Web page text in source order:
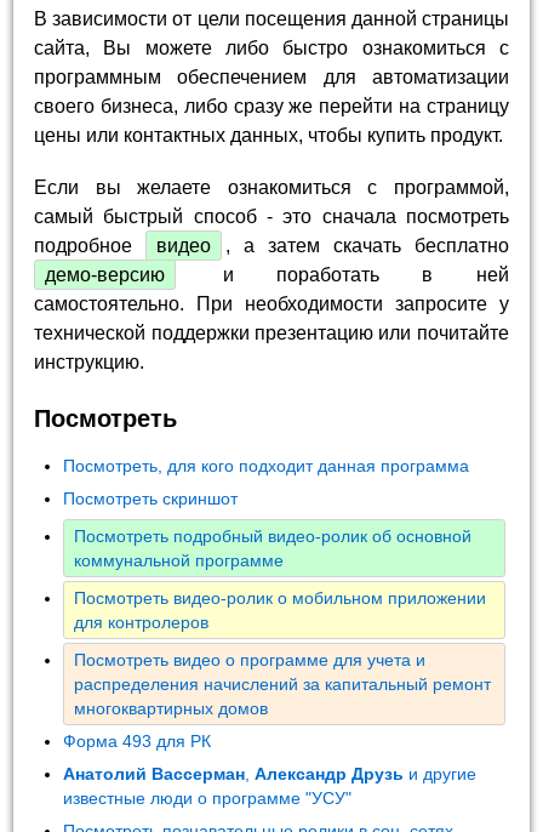
В зависимости от цели посещения данной страницы
сайта, Вы можете либо быстро ознакомиться с
программным обеспечением для автоматизации
своего бизнеса, либо сразу же перейти на страницу
цены или контактных данных, чтобы купить продукт.
Если вы желаете ознакомиться с программой,
самый быстрый способ - это сначала посмотреть
подробное
видео
, а затем скачать бесплатно
демо-версию
и поработать в ней
самостоятельно. При необходимости запросите у
технической поддержки презентацию или почитайте
инструкцию.
Посмотреть
Посмотреть, для кого подходит данная программа
Посмотреть скриншот
Посмотреть подробный видео-ролик об основной
коммунальной программе
Посмотреть видео-ролик о мобильном приложении
для контролеров
Посмотреть видео о программе для учета и
распределения начислений за капитальный ремонт
многоквартирных домов
Форма 493 для РК
Анатолий Вассерман ,Александр Друзь и другие
известные люди о программе "УСУ"